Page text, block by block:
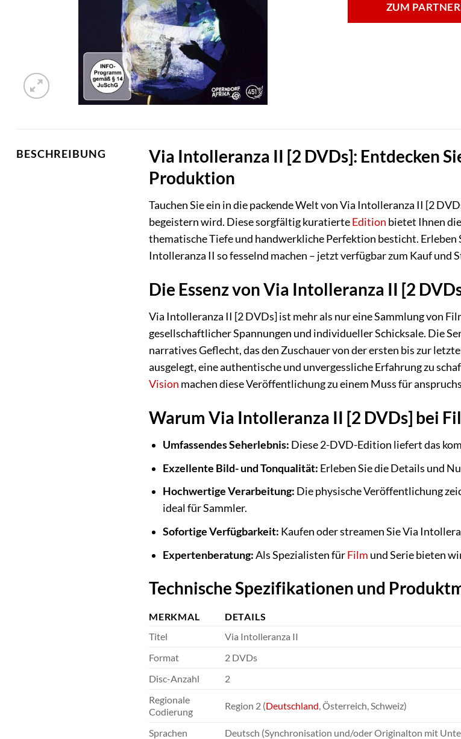
ZUM
BESCHREIBUNG
Via Intolleranza II [2 DVDs]: Entdecken
Produktion
Tauchen Sie ein in die packende Welt von Via Intolleranza II [2
begeistern wird. Diese sorgfältig kuratierteEdition bietet Ihnen
thematische Tiefe und handwerkliche Perfektion besticht.
Intolleranza II so fesselnd machen – jetzt verfügbar zum Kauf und
Die Essenz von Via Intolleranza II [2
Via Intolleranza II [2 DVDs] ist mehr als nur eine Sammlung von
gesellschaftlicher Spannungen und individueller Schicksale. Die
narratives Geflecht, das den Zuschauer von der ersten bis zur
ausgelegt, eine authentische und unvergessliche Erfahrung zu
Vision machen diese Veröffentlichung zu einem Muss für
Warum Via Intolleranza II [2 DVDs] bei
Umfassendes Seherlebnis: Diese 2-DVD-Edition liefert das
Exzellente Bild- und Tonqualität: Erleben Sie die Details und
Hochwertige Verarbeitung: Die physische Veröffentlichung
ideal für Sammler.
Sofortige Verfügbarkeit: Kaufen oder streamen Sie Via
Expertenberatung:Als Spezialisten fürFilm und Serie bieten
Technische Spezifikationen und
MERKMAL
DETAILS
Titel
Via Intolleranza II
Format
2 DVDs
Disc-Anzahl
2
Regionale
Codierung
Region 2 (Deutschland , Österreich, Schweiz)
Sprachen
Deutsch (Synchronisation und/oder Originalton mit